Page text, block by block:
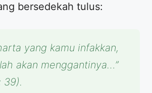
bersedekah tulus:
yang kamu infakkan,
akan menggantinya…”
39).